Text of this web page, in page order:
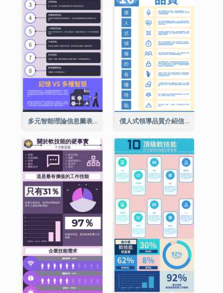
多元智能理論信息圖表 僕人式領導品質介紹信息圖表